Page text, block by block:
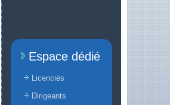
Espace dédié
Licenciés
Dirigeants